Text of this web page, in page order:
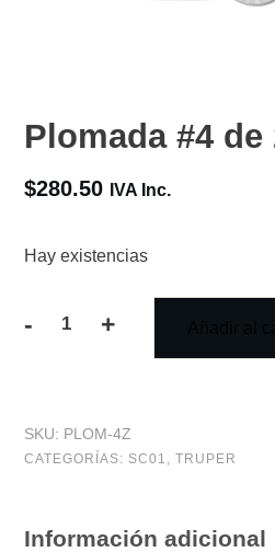
Plomada #4 de
$280.50 IVA Inc.
Hay existencias
-
zinc
+
SKU: PLOM-4Z
CATEGORÍAS: SC01 , TRUPER
Información adicional